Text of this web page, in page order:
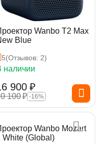
Wanbo T2 Max
Blue
5(Отзывов: 2)
наличии
900 ₽
100₽ -16%
Wanbo Mozart
White (Global)